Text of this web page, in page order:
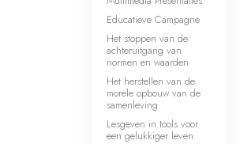
Educatieve Campagne
Het stoppen van de
achteruitgang van
normen en waarden
Het herstellen van de
morele opbouw van de
samenleving
Lesgeven in tools voor
een gelukkiger leven